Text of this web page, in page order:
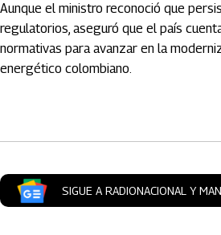
Aunque el ministro reconoció que
regulatorios, aseguró que el país
normativas para avanzar en la
energético colombiano.
SIGUE A RADIONACIONAL Y